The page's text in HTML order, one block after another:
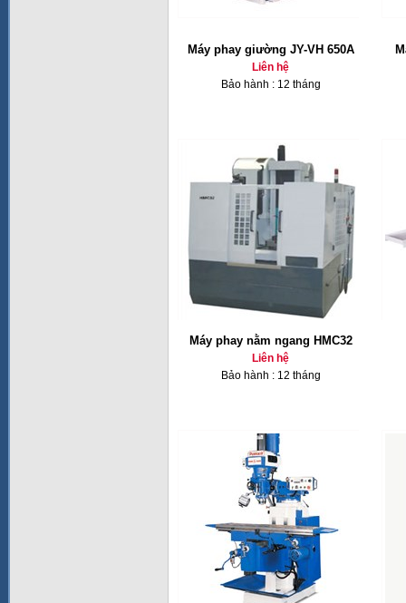
Máy phay giường JY-VH 650A
Liên hệ
Bảo hành : 12 tháng
Máy phay nằm ngang HMC32
Liên hệ
Bảo hành : 12 tháng